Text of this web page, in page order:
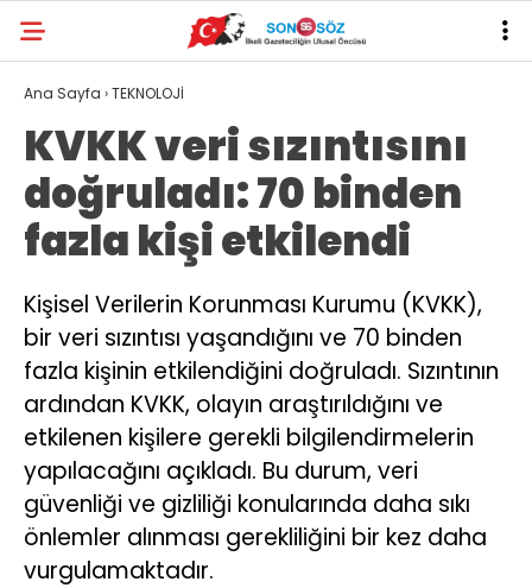
Ana Sayfa ›TEKNOLOJİ
KVKK veri sızıntısını
doğruladı: 70 binden
fazla kişi etkilendi
Kişisel Verilerin Korunması Kurumu (KVKK),
bir veri sızıntısı yaşandığını ve 70 binden
fazla kişinin etkilendiğini doğruladı. Sızıntının
ardından KVKK, olayın araştırıldığını ve
etkilenen kişilere gerekli bilgilendirmelerin
yapılacağını açıkladı. Bu durum, veri
güvenliği ve gizliliği konularında daha sıkı
önlemler alınması gerekliliğini bir kez daha
vurgulamaktadır.